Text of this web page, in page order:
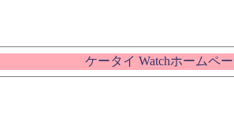
ケータイ Watchホームペ